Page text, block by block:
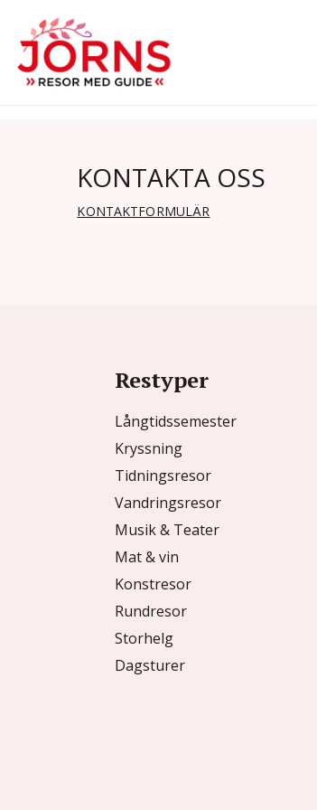
KONTAKTA OSS
KONTAKTFORMULÄR
Restyper
Långtidssemester
Kryssning
Tidningsresor
Vandringsresor
Musik & Teater
Mat & vin
Konstresor
Rundresor
Storhelg
Dagsturer